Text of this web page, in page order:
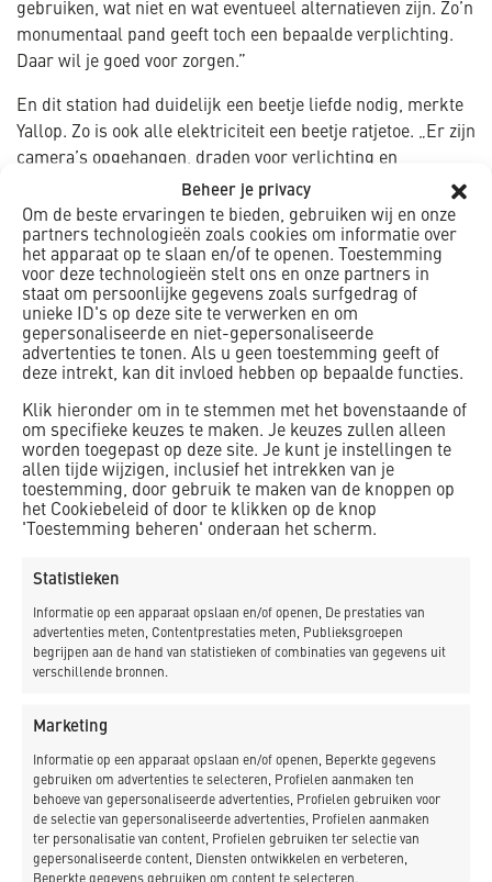
Beheer je privacy
Om de beste ervaringen te bieden, gebruiken wij en onze
partners technologieën zoals cookies om informatie over
het apparaat op te slaan en/of te openen. Toestemming
voor deze technologieën stelt ons en onze partners in
staat om persoonlijke gegevens zoals surfgedrag of
unieke ID's op deze site te verwerken en om
gepersonaliseerde en niet-gepersonaliseerde
advertenties te tonen. Als u geen toestemming geeft of
deze intrekt, kan dit invloed hebben op bepaalde functies.
Klik hieronder om in te stemmen met het bovenstaande of
om specifieke keuzes te maken. Je keuzes zullen alleen
worden toegepast op deze site. Je kunt je instellingen te
allen tijde wijzigen, inclusief het intrekken van je
toestemming, door gebruik te maken van de knoppen op
het Cookiebeleid of door te klikken op de knop
'Toestemming beheren' onderaan het scherm.
Statistieken
Informatie op een apparaat opslaan en/of openen, De prestaties van
advertenties meten, Contentprestaties meten, Publieksgroepen
begrijpen aan de hand van statistieken of combinaties van gegevens uit
verschillende bronnen.
Marketing
Informatie op een apparaat opslaan en/of openen, Beperkte gegevens
gebruiken om advertenties te selecteren, Profielen aanmaken ten
behoeve van gepersonaliseerde advertenties, Profielen gebruiken voor
de selectie van gepersonaliseerde advertenties, Profielen aanmaken
ter personalisatie van content, Profielen gebruiken ter selectie van
gepersonaliseerde content, Diensten ontwikkelen en verbeteren,
Beperkte gegevens gebruiken om content te selecteren.
gebruiken, wat niet en wat eventueel alternatieven zijn. Zo’n
monumentaal pand geeft toch een bepaalde verplichting.
Daar wil je goed voor zorgen.”
En dit station had duidelijk een beetje liefde nodig, merkte
Yallop. Zo is ook alle elektriciteit een beetje ratjetoe. „Er zijn
camera’s opgehangen, draden voor verlichting en
vluchtwegbebording en elke keer is een gedeelte gedaan,
dus dat is nu wat rommelig”, ziet Stammes. „We gaan dat
integraal aanpakken en alles in een keer netjes
wegwerken.”
Glimmend metaal
En dan kan het zelfs zo zijn dat het er niet mooier op wordt.
,,Die grijze plastic buis die daar naar een van die borden
twee lichtgevende borden boven de trappen, waarvan een
een digitaal scherm met de vertrekkende treinen. ,,Omdat
je moet werken met kleuren en materialen uit die tijd, kan
het zijn dat de buis ernaartoe nu een glimmend metaal
wordt en wel opvalt.”
Boven het digitale bord is overigens nog duidelijk te zien
typisch van die dingen die schoongemaakt gaan worden”,
weet Yallop. Ook wijst hij naar verschillende plekken in de
wand waar gaatjes zitten of een andere kleur steen is
voorzien van gelaagd glas, het dak gerepareerd en het glas
voor de glas-in-loodramen aan de voorkant van stevig glas
voorzien.
Vocht
Overigens zorgde vocht de afgelopen jaren voor de grootste